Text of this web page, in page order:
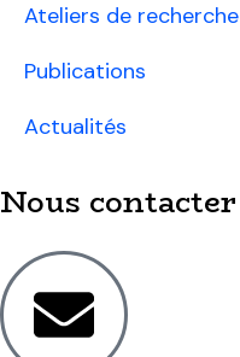
Ateliers de recherche
Publications
Actualités
Nous contacter